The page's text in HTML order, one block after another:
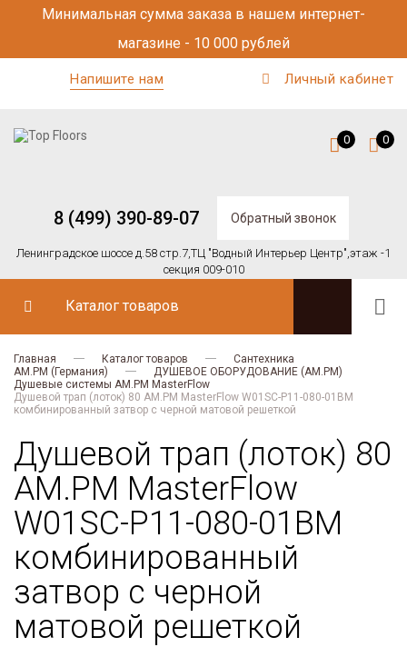
Минимальная сумма заказа в нашем интернет-
магазине - 10 000 рублей
Напишите нам Личный кабинет
8 (499) 390-89-07 Обратный звонок
Ленинградское шоссе д.58 стр.7,ТЦ "Водный Интерьер Центр",этаж -1
секция 009-010
0 0
Каталог товаров
Главная Каталог товаров
Сантехника
AM.PM (Германия)
ДУШЕВОЕ ОБОРУДОВАНИЕ (AM.PM)
Душевые системы AM.PM MasterFlow
Душевой трап (лоток) 80 AM.PM MasterFlow W01SC-P11-080-01BM
комбинированный затвор с черной матовой решеткой
Душевой трап (лоток) 80
AM.PM MasterFlow
W01SC-P11-080-01BM
комбинированный
затвор с черной
матовой решеткой